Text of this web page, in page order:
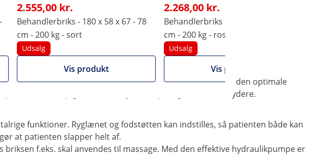
2.555,00 kr.
Behandlerbriks - 180 x 58 x 67 - 78
cm - 200 kg - sort
Udsalg
Vis produkt
2.268,00 kr.
Behandlerbriks - 180 x 58 x 66 - 76
cm - 200 kg - rosa
Udsalg
Vis produkt
række indstillinger der kan give patienten og behandleren den optimale
mikropigmentister, stylister, spa- og wellnessudbydere.
funktioner. Ryglænet og fodstøtten kan indstilles, så patienten både kan
at patienten slapper helt af.
f.eks. skal anvendes til massage. Med den effektive hydraulikpumpe er